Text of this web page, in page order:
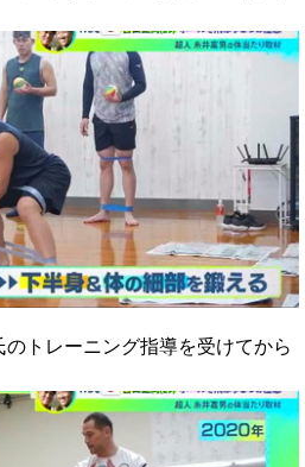
トレーニング指導を受けてから